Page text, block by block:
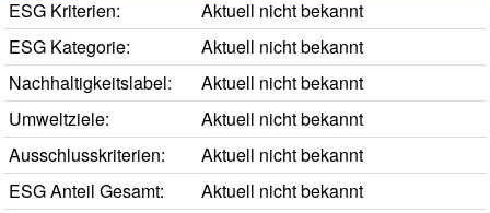
ESG Kriterien:
Aktuell nicht bekannt
ESG Kategorie:
Aktuell nicht bekannt
Nachhaltigkeitslabel:
Aktuell nicht bekannt
Umweltziele:
Aktuell nicht bekannt
Ausschlusskriterien:
Aktuell nicht bekannt
ESG Anteil Gesamt:
Aktuell nicht bekannt